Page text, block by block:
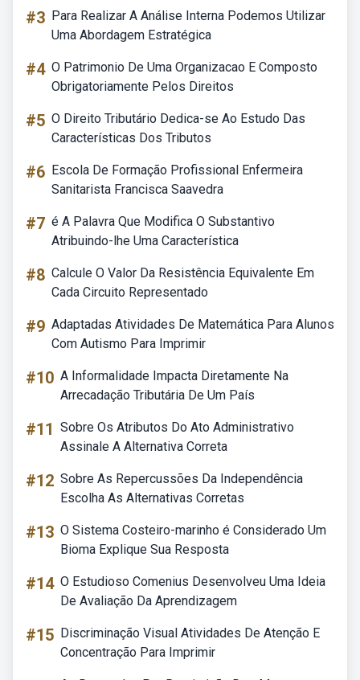
#3 Para Realizar A Análise Interna Podemos Utilizar
Uma Abordagem Estratégica
#4 O Patrimonio De Uma Organizacao E Composto
Obrigatoriamente Pelos Direitos
#5 O Direito Tributário Dedica-se Ao Estudo Das
Características Dos Tributos
#6 Escola De Formação Profissional Enfermeira
Sanitarista Francisca Saavedra
#7 é A Palavra Que Modifica O Substantivo
Atribuindo-lhe Uma Característica
#8 Calcule O Valor Da Resistência Equivalente Em
Cada Circuito Representado
#9 Adaptadas Atividades De Matemática Para Alunos
Com Autismo Para Imprimir
#10 A Informalidade Impacta Diretamente Na
Arrecadação Tributária De Um País
#11 Sobre Os Atributos Do Ato Administrativo
Assinale A Alternativa Correta
#12 Sobre As Repercussões Da Independência
Escolha As Alternativas Corretas
#13 O Sistema Costeiro-marinho é Considerado Um
Bioma Explique Sua Resposta
#14 O Estudioso Comenius Desenvolveu Uma Ideia
De Avaliação Da Aprendizagem
#15 Discriminação Visual Atividades De Atenção E
Concentração Para Imprimir